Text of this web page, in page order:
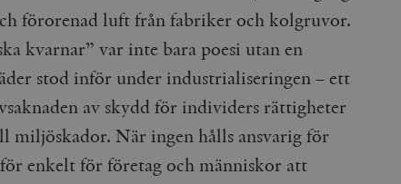
förorenad luft från fabriker och kolgruvor.
kvarnar” var inte bara poesi utan en
stod inför under industrialiseringen – ett
av skydd för individers rättigheter
miljöskador. När ingen hålls ansvarig för
enkelt för företag och människor att